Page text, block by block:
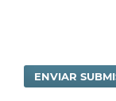
ENVIAR